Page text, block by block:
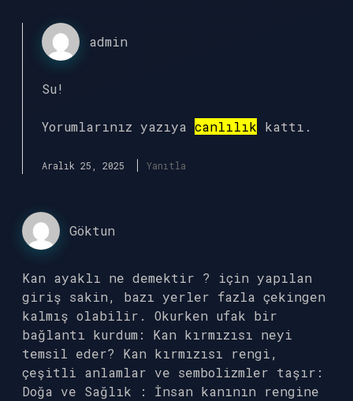
admin
Su!
Yorumlarınız yazıya canlılık kattı.
Aralık 25, 2025 Yanıtla
Göktun
Kan ayaklı ne demektir ? için yapılan
giriş sakin, bazı yerler fazla çekingen
kalmış olabilir. Okurken ufak bir
bağlantı kurdum: Kan kırmızısı neyi
temsil eder? Kan kırmızısı rengi,
çeşitli anlamlar ve sembolizmler taşır:
Doğa ve Sağlık : İnsan kanının rengine